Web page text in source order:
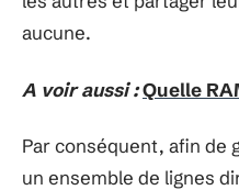
aucune.
A voir aussi :Quelle
Par conséquent, afin de
un ensemble de lignes